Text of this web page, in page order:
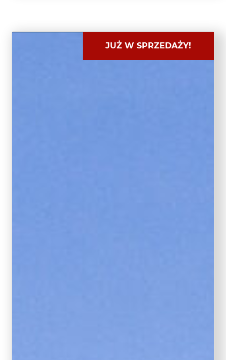
JUŻ W SPRZEDAŻY!